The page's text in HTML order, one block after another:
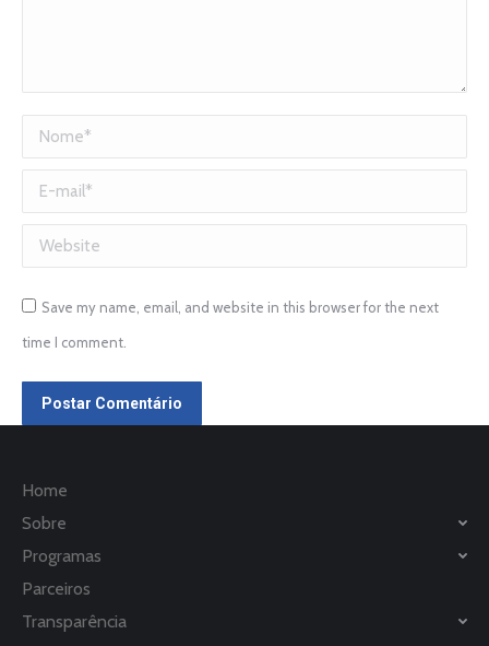
Nome *
E-mail *
Website
Save my name, email, and website in this browser for the next
time I comment.
Postar Comentário
Home
Sobre
Programas
Parceiros
Transparência